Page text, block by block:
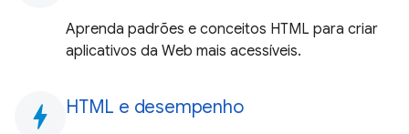
Aprenda padrões e conceitos HTML para criar
aplicativos da Web mais acessíveis.
bolt HTML e desempenho